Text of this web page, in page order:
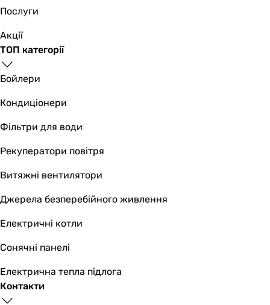
Послуги
Акції
ТОП категорії
Бойлери
Кондиціонери
Фільтри для води
Рекуператори повітря
Витяжні вентилятори
Джерела безперебійного живлення
Електричні котли
Сонячні панелі
Електрична тепла підлога
Контакти